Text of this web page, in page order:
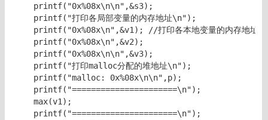
    printf("0x%08x\n\n",&s3);
    printf("打印各局部变量的内存地址\n");
    printf("0x%08x\n",&v1); //打印各本地变量的内存地址
    printf("0x%08x\n",&v2);
    printf("0x%08x\n\n",&v3);
    printf("打印malloc分配的堆地址\n");
    printf("malloc: 0x%08x\n\n",p);
    printf("======================\n");
    max(v1);
    printf("======================\n");